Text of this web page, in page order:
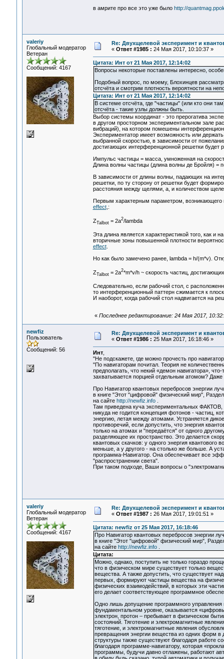
в амрите про все это уже было http://
valeriy
Глобальный модератор
Ветеран
Сообщений: 4167
Re: Двухщелевой эксперимент и
« Ответ #1985 : 24 Мая 2017, 10:10:37 »
Цитата: Инт от 21 Мая 2017, 12:14:02
Вопросы некоторые поставлены интересно,
Подобный вопрос, по моему, Блохинцев
отсчёта и смотрим плотность вероятности на
Цитата: Инт от 21 Мая 2017, 12:14:02
В системе отсчёта, где "частицы" (или кто они
отсчёта - такие узлы должны быть.
Выбор системы координат - это прерогатива
в другом просторном экспериментальном зале
вибраций), на котором помешены
Экспериментатор имеет возможность или
выбранной скоростью, в зависимости от
достигающих интерференционной решетки будет
Импульс частицы = масса, умноженная на
Длина волны частицы (длина волны де Бройля) =
В зависимости от длины волны, падающих на
решетки, по ту сторону от решетки будет
расстояния между щелями, a, и количеством
Первым характерным параметром, возникающего
effect,:
ZTalbot= 2a2/lambda
Эта длина является характеристикой того, как и
вторичные зоны повышенной плотности
effect.
Но как было замечено ранее, lambda = h/(m*v).
ZTalbot= 2a2*m*v/h ~ скорость частиц,
Следовательно, если рабочий стол, с
то интерференционный паттерн сжимается к
И наоборот, когда рабочий стол надвигается на
« Последнее редактирование: 24 Мая 2017,
newfiz
Пользователь
Сообщений: 56
Re: Двухщелевой эксперимент и
« Ответ #1986 : 25 Мая 2017, 16:18:46 »
Инт,
"Не подскажете, где можно прочесть про
"По навигаторам почитал. Теория не
предполагать, что некий «демон навигатора»,
захватывается порцией отдельным атомом?
Про Навигатор квантовых перебросов энергии
в книге "Этот "цифровой" физический мир",
на сайте http://newfiz.info.
Там приведена куча экспериментальных
никуда не годится концепция фотонов - частиц,
энергию, летая между атомами. Устраняется
противоречий, если допустить, что энергия
только на атомах и "передаётся" от одного
разделяющее их пространство. Это делается
квантовых скачков: у одного энергия квантового
меньше, а у другого - на столько же больше. А
программа-Навигатор. Она обеспечивает все
"распространении света".
При таком подходе, Ваши вопросы о
valeriy
Глобальный модератор
Ветеран
Сообщений: 4167
Re: Двухщелевой эксперимент и
« Ответ #1987 : 26 Мая 2017, 19:01:51 »
Цитата: newfiz от 25 Мая 2017, 16:18:46
Про Навигатор квантовых перебросов энергии
в книге "Этот "цифровой" физический мир",
на сайте http://newfiz.info.
Цитата:
Можно, однако, поступить не только гораздо
что в физическом мире существует только
вещества. А также допустить, что существует
первых, формируют частицы вещества на
физических взаимодействий, в которых эти
его делает соответствующее программное
Одно лишь допущение программного
фундаментальном уровне, оказывается
электрон, протон – пребывает в физическом
состояний. Тяготение и электромагнитные
тяготение, и электромагнитные явления
превращения энергии вещества из одних форм
структуры также существуют благодаря работе
благодаря программе-навигатору, которая
программы, будучи давно отлажены, работают